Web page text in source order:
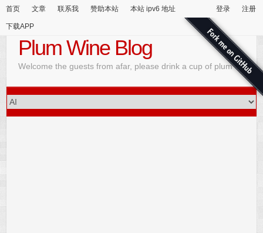
首页 文章 联系我 赞助本站 本站 ipv6 地址
下载APP
登录 注册
Plum Wine Blog
Welcome the guests from afar, please drink a cup of plum wine